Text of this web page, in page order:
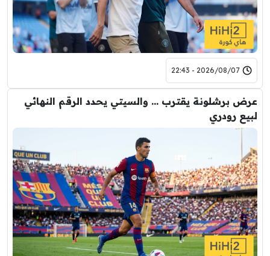
2026/08/07 - 22:43
عرض برشلونة يقترب … والسيتي يحدد الرقم النهائي
لبيع رودري